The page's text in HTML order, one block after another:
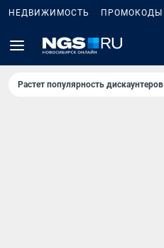
НЕДВИЖИМОСТЬ ПРОМОКОДЫ
Растет популярность дискаунтеров